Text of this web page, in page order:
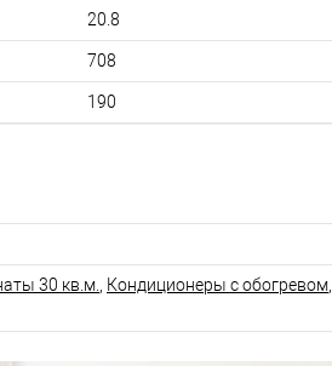
20.8
708
190
30 кв.м., Кондиционеры с обогревом,